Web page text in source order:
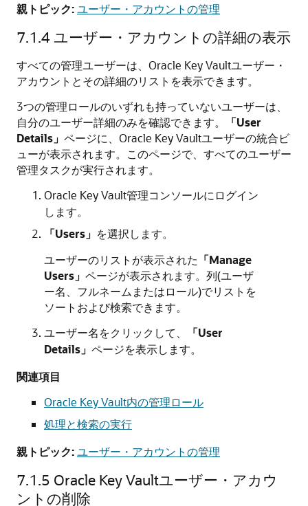
親トピック:ユーザー・アカウントの管理
7.1.4 ユーザー・アカウントの詳細の表示
すべての管理ユーザーは、Oracle Key Vaultユーザー・
アカウントとその詳細のリストを表示できます。
3つの管理ロールのいずれも持っていないユーザーは、
自分のユーザー詳細のみを確認できます。
「User
Details」 ページに、Oracle Key Vaultユーザーの統合ビ
ューが表示されます。このページで、すべてのユーザー
管理タスクが実行されます。
Oracle Key Vault管理コンソールにログイン
します。
「Users」 を選択します。
ユーザーのリストが表示された 「Manage
Users」 ページが表示されます。列(ユーザ
ー名、フルネームまたはロール)でリストを
ソートおよび検索できます。
ユーザー名をクリックして、
「User
Details」 ページを表示します。
関連項目
Oracle Key Vault内の管理ロール
処理と検索の実行
親トピック:ユーザー・アカウントの管理
7.1.5 Oracle Key Vaultユーザー・アカウ
ントの削除